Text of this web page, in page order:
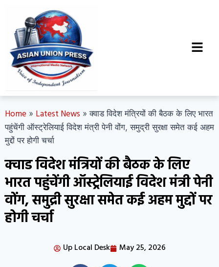
Home » Latest News » क्वाड विदेश मंत्रियों की बैठक के लिए भारत
पहुंचेंगी ऑस्ट्रेलियाई विदेश मंत्री पेनी वोंग, समुद्री सुरक्षा समेत कई अहम
मुद्दों पर होगी चर्चा
क्वाड विदेश मंत्रियों की बैठक के लिए
भारत पहुंचेंगी ऑस्ट्रेलियाई विदेश मंत्री पेनी
वोंग, समुद्री सुरक्षा समेत कई अहम मुद्दों पर
होगी चर्चा
Up Local Desk May 25, 2026